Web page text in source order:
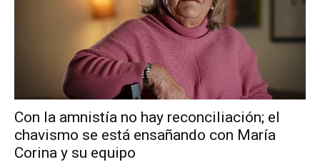
Con la amnistía no hay reconciliación; el
chavismo se está ensañando con María
Corina y su equipo